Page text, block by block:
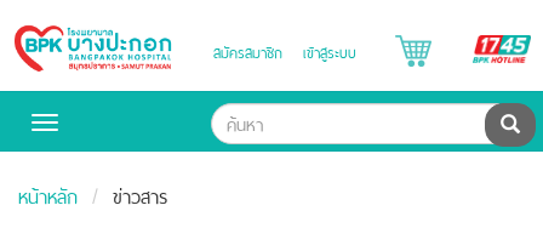
Bangpakok
Hospital
สมัครสมาชิก เข้าสู่ระบบ
Toggle
ค้น
หน้าหลัก ข่าวสาร